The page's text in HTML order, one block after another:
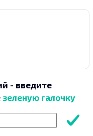
- введите
зеленую галочку